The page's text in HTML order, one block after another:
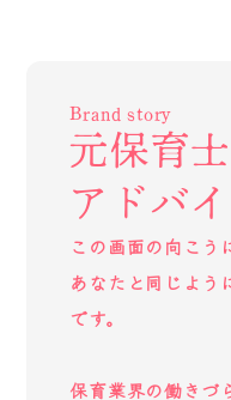
Brand story
元保育
アドバ
この画面の向こう
あなたと同じよう
です。
保育業界の働きづ